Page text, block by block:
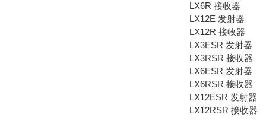
LX6R 接收器
LX12E 发射器
LX12R 接收器
LX3ESR 发射器
LX3RSR 接收器
LX6ESR 发射器
LX6RSR 接收器
LX12ESR 发射器
LX12RSR 接收器